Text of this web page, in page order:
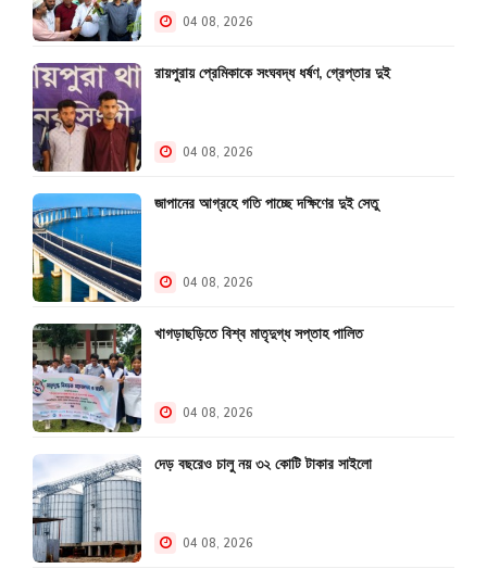
04 08, 2026
রায়পুরায় প্রেমিকাকে সংঘবদ্ধ ধর্ষণ, গ্রেপ্তার দুই
04 08, 2026
জাপানের আগ্রহে গতি পাচ্ছে দক্ষিণের দুই সেতু
04 08, 2026
খাগড়াছড়িতে বিশ্ব মাতৃদুগ্ধ সপ্তাহ পালিত
04 08, 2026
দেড় বছরেও চালু নয় ৩২ কোটি টাকার সাইলো
04 08, 2026